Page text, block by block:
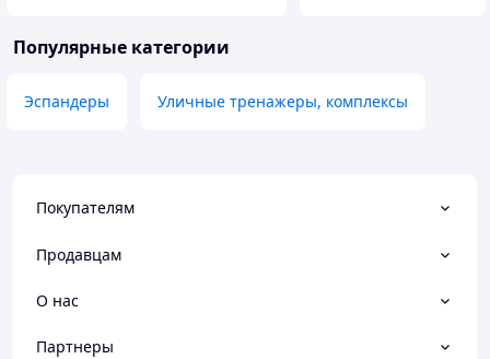
Популярные категории
Эспандеры Уличные тренажеры, комплексы
Покупателям
Продавцам
О нас
Партнеры